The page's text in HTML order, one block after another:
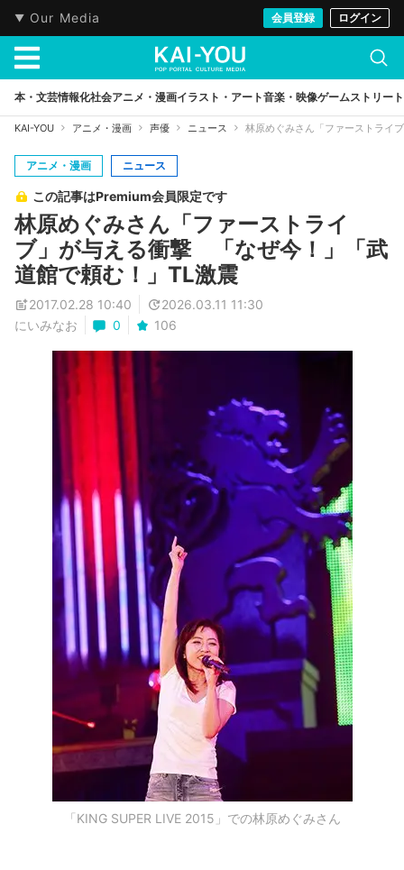
Our Media 会員登録 ログイン
本・文芸情報化社会アニメ・漫画イラスト・アート音楽・映像ゲームストリート
KAI-YOU アニメ・漫画 声優 ニュース 林原めぐみさん「ファーストライ
アニメ・漫画 ニュース
この記事はPremium会員限定です
林原めぐみさん「ファーストライ
ブ」が与える衝撃 「なぜ今！」「武
道館で頼む！」TL激震
2017.02.28 10:40
2026.03.11 11:30
にいみなお
0 106
「KING SUPER LIVE 2015」での林原めぐみさん